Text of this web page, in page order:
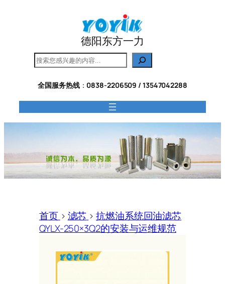
德阳东方一力
搜
索
全国服务热线： 0838-2206509 / 13547042288
首页 > 滤芯 >抗燃油系统回油滤芯
QYLX-250×3Q2的安装与运维规范